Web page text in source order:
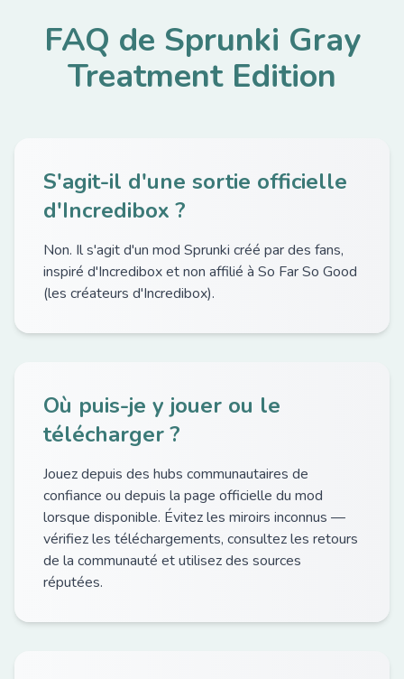
FAQ de Sprunki Gray
Treatment Edition
S'agit-il d'une sortie officielle
d'Incredibox ?
Non. Il s'agit d'un mod Sprunki créé par des fans,
inspiré d'Incredibox et non affilié à So Far So Good
(les créateurs d'Incredibox).
Où puis-je y jouer ou le
télécharger ?
Jouez depuis des hubs communautaires de
confiance ou depuis la page officielle du mod
lorsque disponible. Évitez les miroirs inconnus —
vérifiez les téléchargements, consultez les retours
de la communauté et utilisez des sources
réputées.